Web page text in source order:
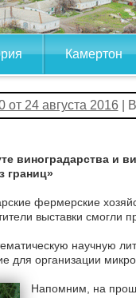
Камертон
24 августа 2016|
виноградарства и
границ»
фермерские
выставки смогли
научную
для организации
Напомним, на